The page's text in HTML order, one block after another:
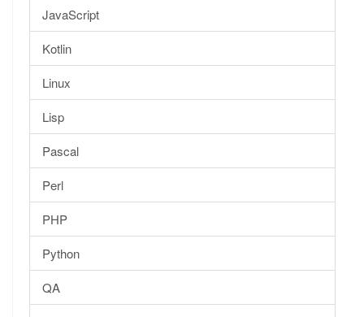
JavaScript
Kotlin
Linux
Lisp
Pascal
Perl
PHP
Python
QA